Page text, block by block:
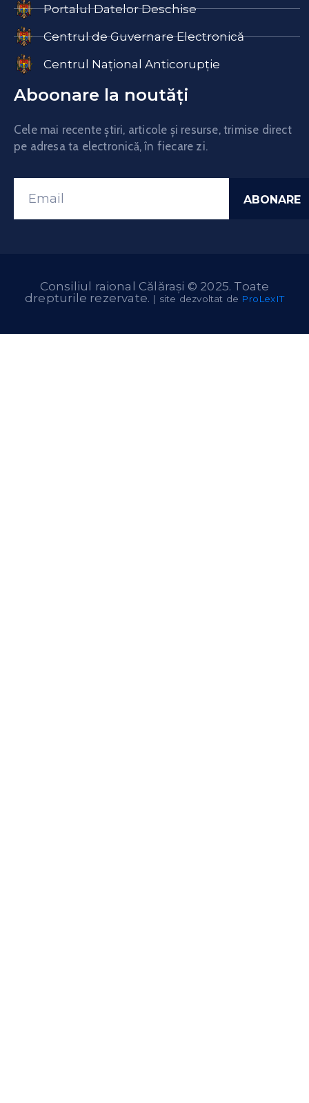
Portalul Datelor Deschise
Centrul de Guvernare Electronică
Centrul Național Anticorupție
Aboonare la noutăți
Cele mai recente știri, articole și resurse, trimise direct
pe adresa ta electronică, în fiecare zi.
Consiliul raional Călărași © 2025. Toate
drepturile rezervate. | site dezvoltat de ProLexIT